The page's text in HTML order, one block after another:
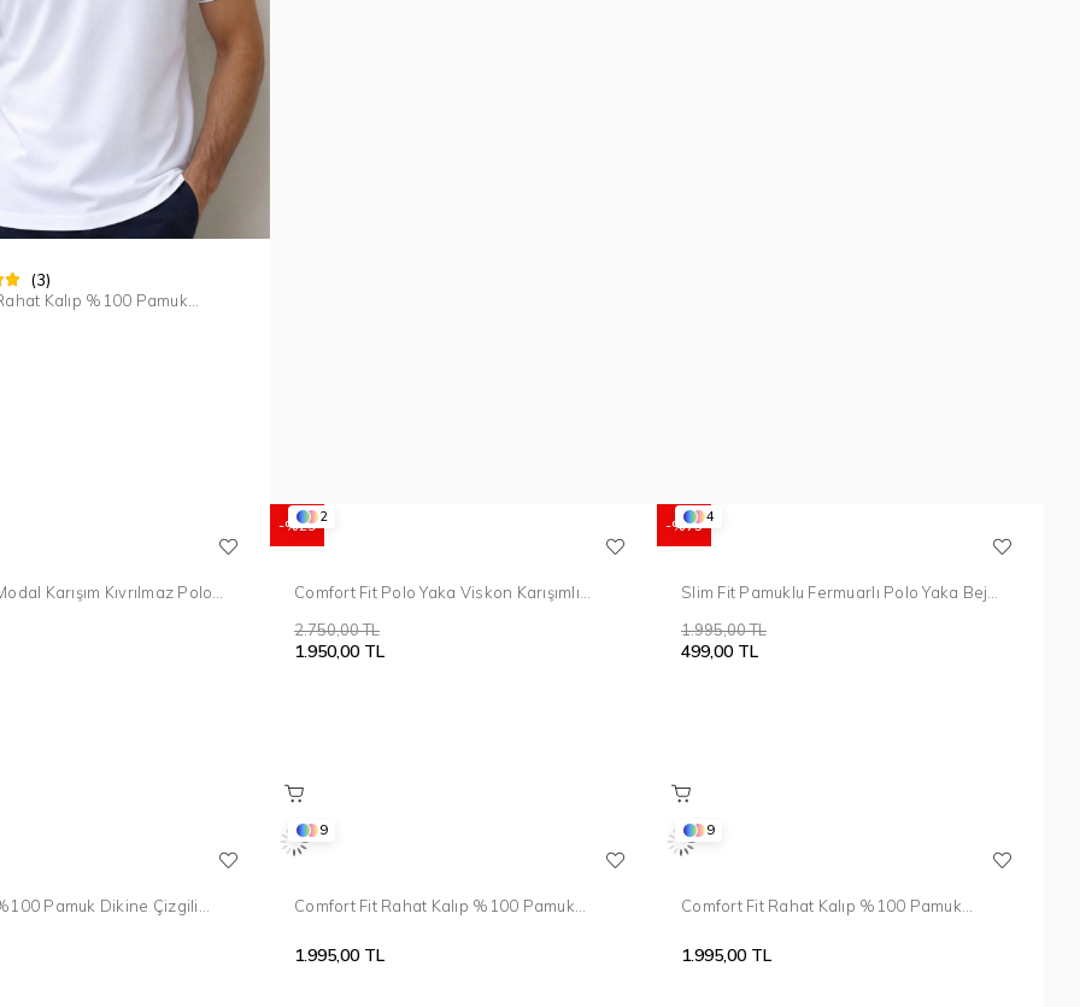
(3)
Kalıp %100 Pamuk
Karışım Kıvrılmaz Polo
2
Comfort Fit Polo Yaka Viskon Karışımlı
1.950,00 TL
2.750,00 TL
%29 4
Slim Fit Pamuklu Fermuarlı Polo Yaka Bej
499,00 TL
1.995,00 TL
%75
Pamuk Dikine Çizgili
9
Comfort Fit Rahat Kalıp %100 Pamuk
1.995,00 TL
9
Comfort Fit Rahat Kalıp %100 Pamuk
TS 931
1.995,00 TL